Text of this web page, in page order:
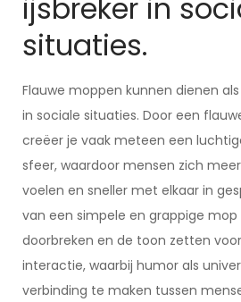
ijsbreker in
situaties.
Flauwe moppen kunnen dienen
in sociale situaties. Door een
creëer je vaak meteen een
sfeer, waardoor mensen zich
voelen en sneller met elkaar in
van een simpele en grappige mop
doorbreken en de toon zetten
interactie, waarbij humor als
verbinding te maken tussen